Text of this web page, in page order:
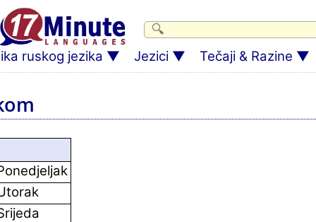
ruskog jezika Jezici Tečaji & Razine